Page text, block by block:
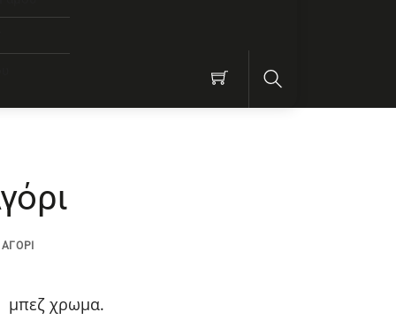
μπεζ χρωμα.